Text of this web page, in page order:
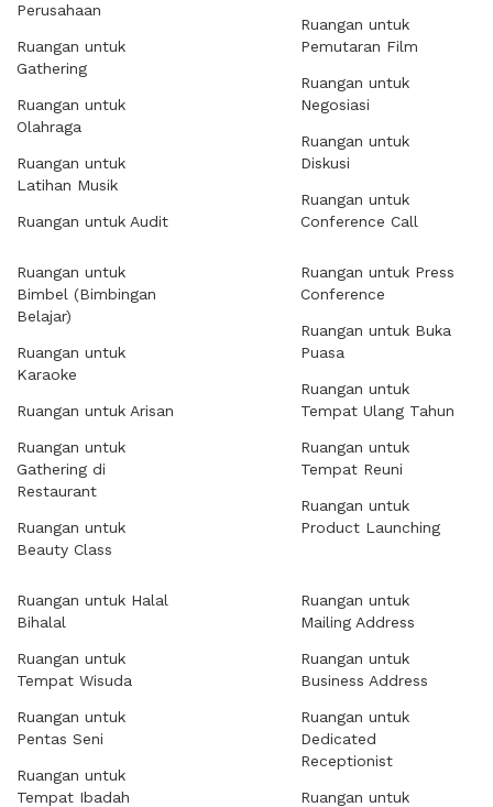
Perusahaan
Ruangan untuk
Gathering
Ruangan untuk
Olahraga
Ruangan untuk
Latihan Musik
Ruangan untuk Audit
Ruangan untuk
Pemutaran Film
Ruangan untuk
Negosiasi
Ruangan untuk
Diskusi
Ruangan untuk
Conference Call
Ruangan untuk
Bimbel (Bimbingan
Belajar)
Ruangan untuk
Karaoke
Ruangan untuk Arisan
Ruangan untuk
Gathering di
Restaurant
Ruangan untuk
Beauty Class
Ruangan untuk Press
Conference
Ruangan untuk Buka
Puasa
Ruangan untuk
Tempat Ulang Tahun
Ruangan untuk
Tempat Reuni
Ruangan untuk
Product Launching
Ruangan untuk Halal
Bihalal
Ruangan untuk
Tempat Wisuda
Ruangan untuk
Pentas Seni
Ruangan untuk
Tempat Ibadah
Ruangan untuk
Mailing Address
Ruangan untuk
Business Address
Ruangan untuk
Dedicated
Receptionist
Ruangan untuk